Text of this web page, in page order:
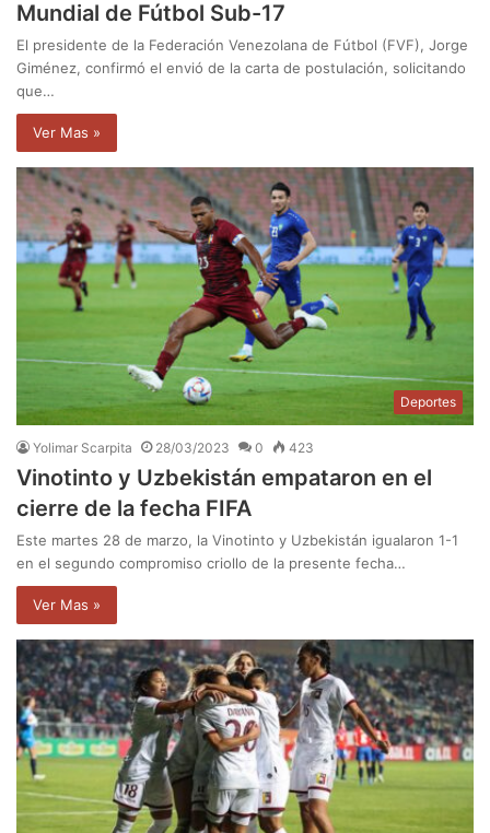
Mundial de Fútbol Sub-17
El presidente de la Federación Venezolana de Fútbol (FVF), Jorge
Giménez, confirmó el envió de la carta de postulación, solicitando
que…
Ver Mas »
Deportes
Yolimar Scarpita 28/03/2023 0 423
Vinotinto y Uzbekistán empataron en el
cierre de la fecha FIFA
Este martes 28 de marzo, la Vinotinto y Uzbekistán igualaron 1-1
en el segundo compromiso criollo de la presente fecha…
Ver Mas »